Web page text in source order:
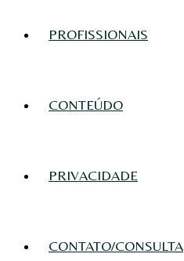
PROFISSIONAIS
CONTEÚDO
PRIVACIDADE
CONTATO/CONSULTA